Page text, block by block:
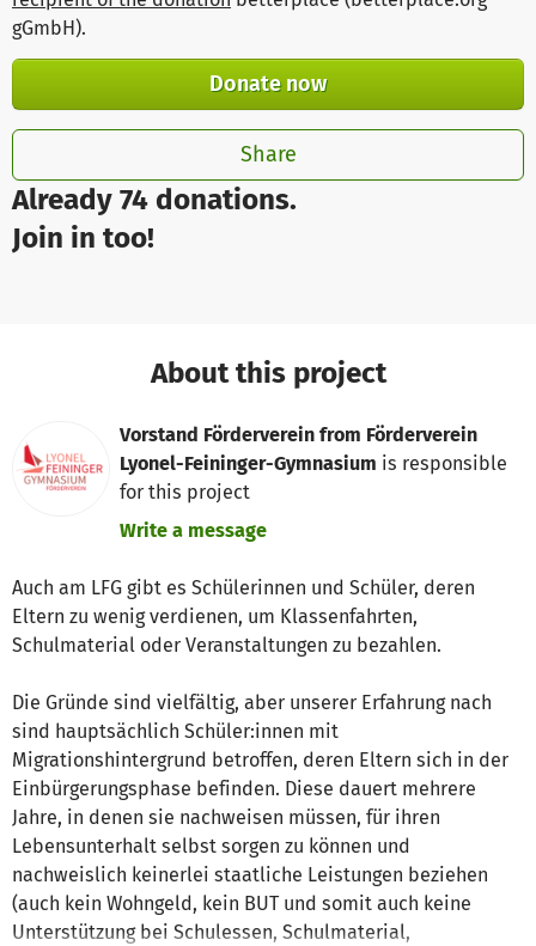
Already 74 donations.
Join in too!
gGmbH).
Donate now
Share
About this project
Vorstand Förderverein from Förderverein
Lyonel-Feininger-Gymnasium is responsible
for this project
Write a message
Auch am LFG gibt es Schülerinnen und Schüler, deren
Eltern zu wenig verdienen, um Klassenfahrten,
Schulmaterial oder Veranstaltungen zu bezahlen.
Die Gründe sind vielfältig, aber unserer Erfahrung nach
sind hauptsächlich Schüler:innen mit
Migrationshintergrund betroffen, deren Eltern sich in der
Einbürgerungsphase befinden. Diese dauert mehrere
Jahre, in denen sie nachweisen müssen, für ihren
Lebensunterhalt selbst sorgen zu können und
nachweislich keinerlei staatliche Leistungen beziehen
(auch kein Wohngeld, kein BUT und somit auch keine
Unterstützung bei Schulessen, Schulmaterial,